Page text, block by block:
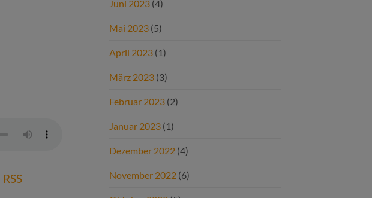
RSS
Juni 2023 (4)
Mai 2023 (5)
April 2023 (1)
März 2023 (3)
Februar 2023 (2)
Januar 2023 (1)
Dezember 2022 (4)
November 2022 (6)